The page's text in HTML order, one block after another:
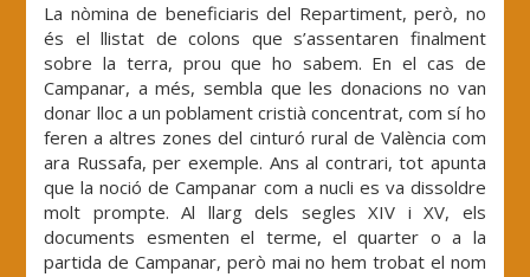
La nòmina de beneficiaris del Repartiment, però, no
és el llistat de colons que s’assentaren finalment
sobre la terra, prou que ho sabem. En el cas de
Campanar, a més, sembla que les donacions no van
donar lloc a un poblament cristià concentrat, com sí ho
feren a altres zones del cinturó rural de València com
ara Russafa, per exemple. Ans al contrari, tot apunta
que la noció de Campanar com a nucli es va dissoldre
molt prompte. Al llarg dels segles XIV i XV, els
documents esmenten el terme, el quarter o a la
partida de Campanar, però mai no hem trobat el nom